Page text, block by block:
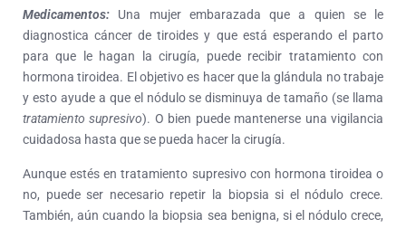
Medicamentos: Una mujer embarazada que a quien se le
diagnostica cáncer de tiroides y que está esperando el parto
para que le hagan la cirugía, puede recibir tratamiento con
hormona tiroidea. El objetivo es hacer que la glándula no trabaje
y esto ayude a que el nódulo se disminuya de tamaño (se llama
tratamiento supresivo). O bien puede mantenerse una vigilancia
cuidadosa hasta que se pueda hacer la cirugía.
Aunque estés en tratamiento supresivo con hormona tiroidea o
no, puede ser necesario repetir la biopsia si el nódulo crece.
También, aún cuando la biopsia sea benigna, si el nódulo crece,